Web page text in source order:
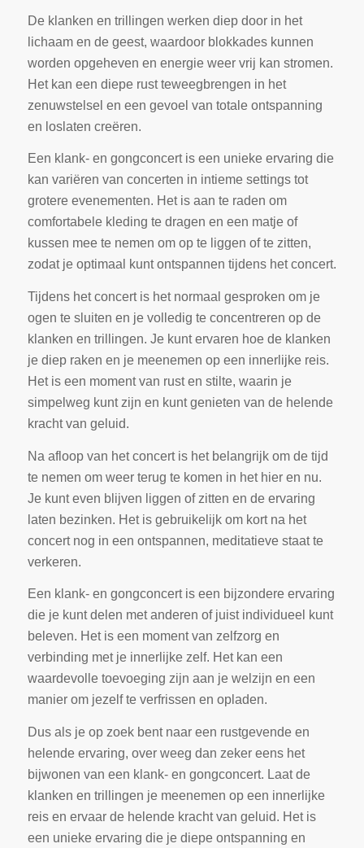
De klanken en trillingen werken diep door in het
lichaam en de geest, waardoor blokkades kunnen
worden opgeheven en energie weer vrij kan stromen.
Het kan een diepe rust teweegbrengen in het
zenuwstelsel en een gevoel van totale ontspanning
en loslaten creëren.
Een klank- en gongconcert is een unieke ervaring die
kan variëren van concerten in intieme settings tot
grotere evenementen. Het is aan te raden om
comfortabele kleding te dragen en een matje of
kussen mee te nemen om op te liggen of te zitten,
zodat je optimaal kunt ontspannen tijdens het concert.
Tijdens het concert is het normaal gesproken om je
ogen te sluiten en je volledig te concentreren op de
klanken en trillingen. Je kunt ervaren hoe de klanken
je diep raken en je meenemen op een innerlijke reis.
Het is een moment van rust en stilte, waarin je
simpelweg kunt zijn en kunt genieten van de helende
kracht van geluid.
Na afloop van het concert is het belangrijk om de tijd
te nemen om weer terug te komen in het hier en nu.
Je kunt even blijven liggen of zitten en de ervaring
laten bezinken. Het is gebruikelijk om kort na het
concert nog in een ontspannen, meditatieve staat te
verkeren.
Een klank- en gongconcert is een bijzondere ervaring
die je kunt delen met anderen of juist individueel kunt
beleven. Het is een moment van zelfzorg en
verbinding met je innerlijke zelf. Het kan een
waardevolle toevoeging zijn aan je welzijn en een
manier om jezelf te verfrissen en opladen.
Dus als je op zoek bent naar een rustgevende en
helende ervaring, over weeg dan zeker eens het
bijwonen van een klank- en gongconcert. Laat de
klanken en trillingen je meenemen op een innerlijke
reis en ervaar de helende kracht van geluid. Het is
een unieke ervaring die je diepe ontspanning en